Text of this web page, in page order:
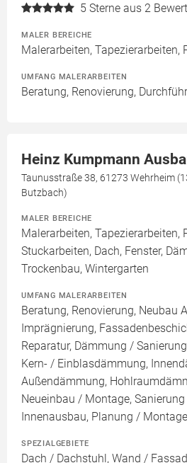
5 Sterne aus 2
MALER BEREICHE
Malerarbeiten, Tapezierarbeiten,
UMFANG MALERARBEITEN
Beratung, Renovierung,
Heinz Kumpmann
Taunusstraße 38, 61273 Wehrheim
Butzbach)
MALER BEREICHE
Malerarbeiten, Tapezierarbeiten,
Stuckarbeiten, Dach, Fenster,
Trockenbau, Wintergarten
UMFANG MALERARBEITEN
Beratung, Renovierung, Neubau
Imprägnierung,
Reparatur, Dämmung /
Kern- / Einblasdämmung,
Außendämmung,
Neueinbau / Montage,
Innenausbau, Planung / Montage
SPEZIALGEBIETE
Dach / Dachstuhl, Wand /